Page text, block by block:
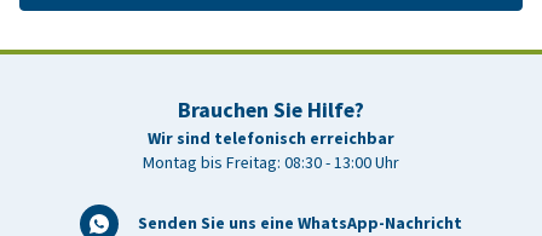
Brauchen Sie Hilfe?
Wir sind telefonisch erreichbar
Montag bis Freitag: 08:30 - 13:00 Uhr
Senden Sie uns eine WhatsApp-Nachricht